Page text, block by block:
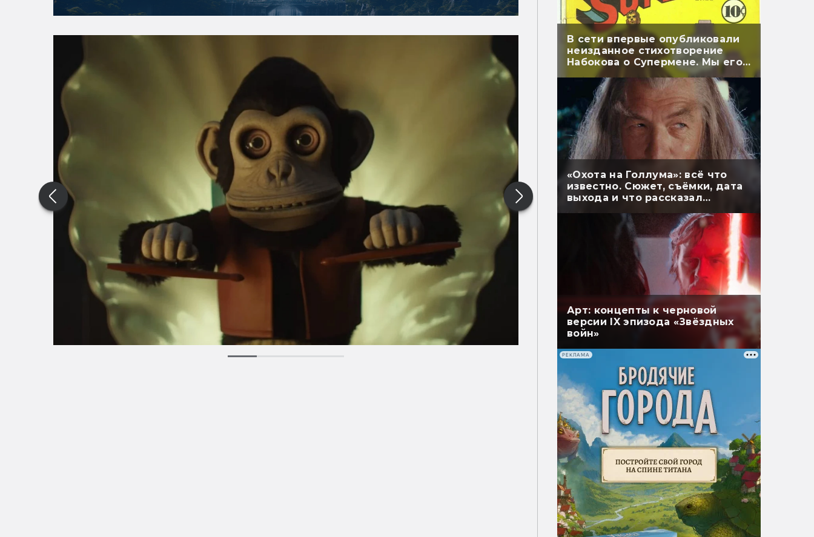
В сети впервые опубликовали
неизданное стихотворение
Набокова о Супермене. Мы его
перевели
«Охота на Голлума»: всё что
известно. Сюжет, съёмки, дата
выхода и что рассказал
Арт: концепты к черновой
версии IX эпизода «Звёздных
войн»
РЕКЛАМА